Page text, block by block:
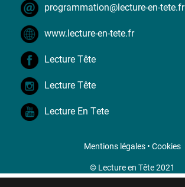
programmation@lecture-en-tete.fr
www.lecture-en-tete.fr
Lecture Tête
Lecture Tête
Lecture En Tete
Mentions légales • Cookies
© Lecture en Tête 2021